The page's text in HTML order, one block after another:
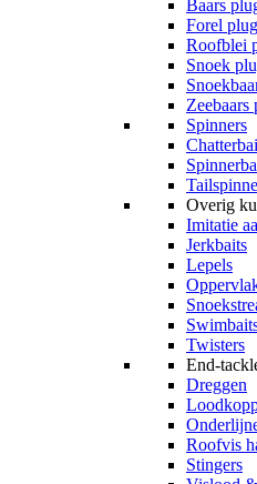
Baars
Forel
Roofblei
Snoek
Zeebaars
Spinners
Overig
Imitatie
Jerkbaits
Lepels
Twisters
End-
Dreggen
Roofvis
Stingers